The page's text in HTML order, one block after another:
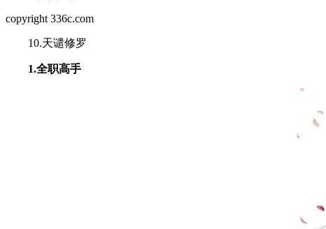
copyright 336c.com
10.天谴修罗
1.全职高手